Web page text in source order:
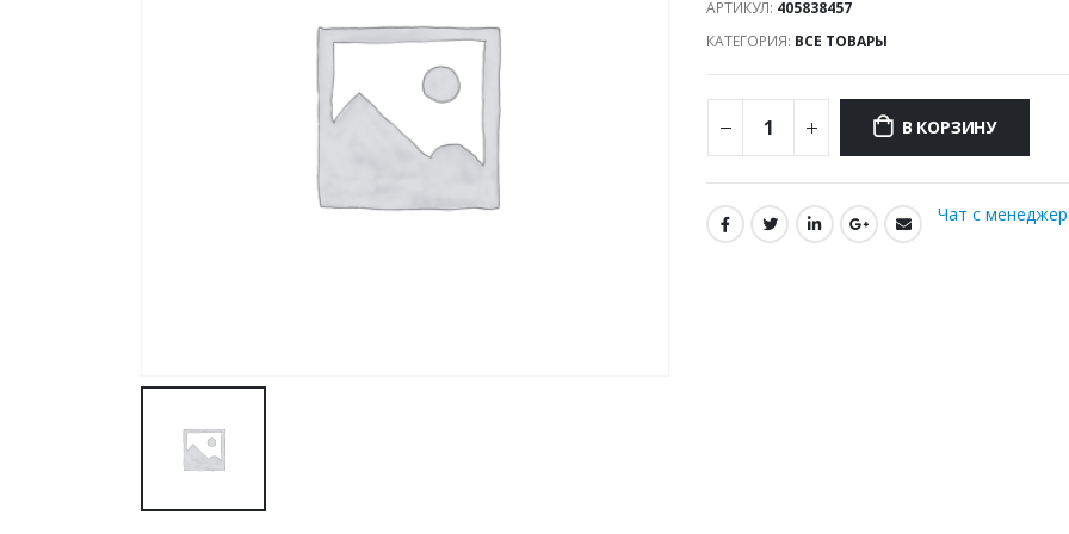
АРТИКУЛ: 405838457
КАТЕГОРИЯ: ВСЕ ТОВАРЫ
В КОРЗИНУ
Чат с